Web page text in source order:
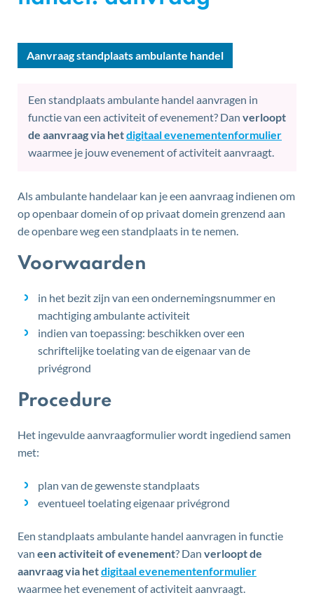
Aanvraag standplaats ambulante handel
Een standplaats ambulante handel aanvragen in
functie van een activiteit of evenement? Dan verloopt
de aanvraag via hetdigitaal evenementenformulier
waarmee je jouw evenement of activiteit aanvraagt.
Inhoud
Als ambulante handelaar kan je een aanvraag indienen om
op openbaar domein of op privaat domein grenzend aan
de openbare weg een standplaats in te nemen.
Voorwaarden
in het bezit zijn van een ondernemingsnummer en
machtiging ambulante activiteit
indien van toepassing: beschikken over een
schriftelijke toelating van de eigenaar van de
privégrond
Procedure
Het ingevulde aanvraagformulier wordt ingediend samen
met:
plan van de gewenste standplaats
eventueel toelating eigenaar privégrond
Een standplaats ambulante handel aanvragen in functie
van een activiteit of evenement? Dan verloopt de
aanvraag via hetdigitaal evenementenformulier
waarmee het evenement of activiteit aanvraagt.